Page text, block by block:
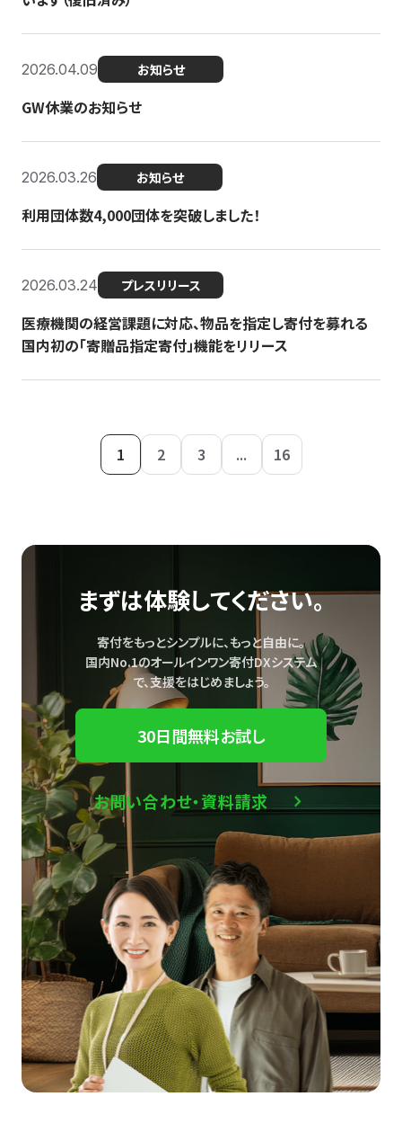
2026.04.09 お知らせ
GW休業のお知らせ
2026.03.26 お知らせ
利用団体数4,000団体を突破しました！
2026.03.24 プレスリリース
医療機関の経営課題に対応、物品を指定し寄付を募れる
国内初の「寄贈品指定寄付」機能をリリース
1 2 3 ... 16
まずは体験してください。
寄付をもっとシンプルに、もっと自由に。
国内No.1のオールインワン寄付DXシステム
で、支援をはじめましょう。
30日間無料お試し
お問い合わせ・資料請求